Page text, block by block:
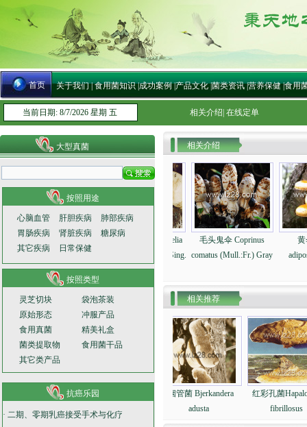
首页 关于我们|食用菌知识|成功案例|产品文化|菌类资讯|营养保健|食用
当前日期: 8/7/2026 星期 五 相关介绍 在线定单
大型真菌
按照用途
心脑血管 肝胆疾病
肺部疾病
胃肠疾病
肾脏疾病
糖尿病
其它疾病
日常保健
按照类型
灵芝切块
袋泡茶装
原始形态
冲服产品
食用真菌
精美礼盒
菌类提取物
食用菌干品
其它类产品
抗癌乐园
· 二期、零期乳癌接受手术与化疗
相关介绍
长柄侧耳 Pleurotus
spodoleucas Fr.
亚侧耳 Hohenbuehelia
serotina (Pers. : Fr.) Sing.
毛头鬼伞 Coprinus
comatus (Mull.:Fr.) Gray
相关推荐
Hirschioporus
lacteus
三色拟迷孔菌
烟管菌 Bjerkandera
adusta
红彩孔菌
fibrillosus